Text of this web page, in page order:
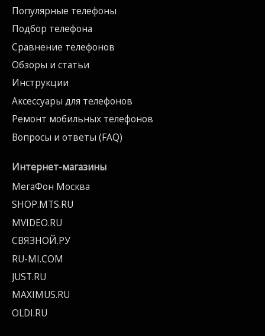
Популярные телефоны
Подбор телефона
Сравнение телефонов
Обзоры и статьи
Инструкции
Аксессуары для телефонов
Ремонт мобильных телефонов
Вопросы и ответы (FAQ)
Интернет-магазины
МегаФон Москва
SHOP.MTS.RU
MVIDEO.RU
СВЯЗНОЙ.РУ
RU-MI.COM
JUST.RU
MAXIMUS.RU
OLDI.RU